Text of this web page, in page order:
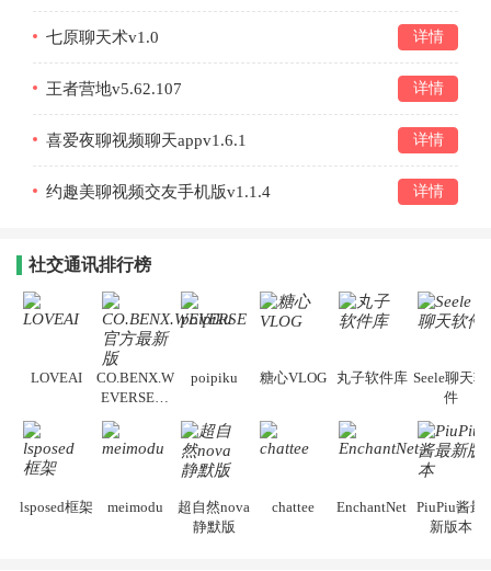
七原聊天术v1.0 详情
王者营地v5.62.107 详情
喜爱夜聊视频聊天appv1.6.1 详情
约趣美聊视频交友手机版v1.1.4 详情
社交通讯排行榜
LOVEAI
CO.BENX.W
EVERSE官
poipiku 糖心VLOG 丸子软件库 Seele聊天软
件
lsposed框架 meimodu
超自然nova
静默版
chattee EnchantNet PiuPiu酱最
新版本